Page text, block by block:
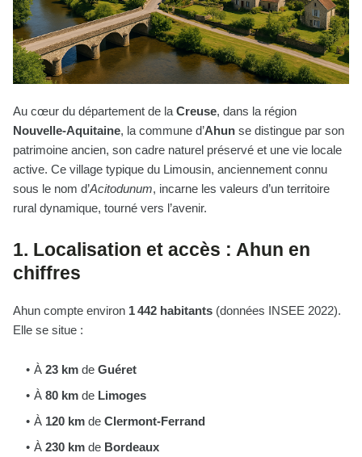
Au cœur du département de la Creuse, dans la région
Nouvelle-Aquitaine, la commune d’Ahun se distingue par son
patrimoine ancien, son cadre naturel préservé et une vie locale
active. Ce village typique du Limousin, anciennement connu
sous le nom d’Acitodunum, incarne les valeurs d’un territoire
rural dynamique, tourné vers l’avenir.
1. Localisation et accès : Ahun en
chiffres
Ahun compte environ 1 442 habitants (données INSEE 2022).
Elle se situe :
À 23 km de Guéret
À 80 km de Limoges
À 120 km de Clermont-Ferrand
À 230 km de Bordeaux